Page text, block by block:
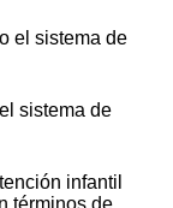
el sistema de
sistema de
infantil